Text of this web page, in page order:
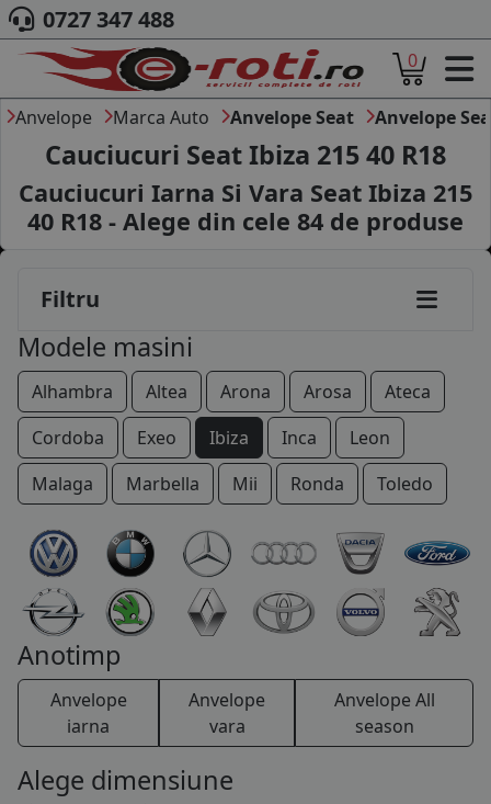
ACASA
DESPRE NOI
ANVELOPE
AUTO
CAMION
MOTO
MARCA AUTO
BLOG
B2B - COLABORARE COMPANII
CONT
CONTACT
0727 347 488
0
Anvelope Marca Auto Anvelope Seat Anvelope
Cauciucuri Seat Ibiza 215 40 R18
Cauciucuri Iarna Si Vara Seat Ibiza 215
40 R18 - Alege din cele 84 de produse
Filtru
Modele masini
Alhambra Altea Arona Arosa
Ateca
Cordoba
Exeo Ibiza Inca
Leon
Malaga
Marbella Mii Ronda Toledo
Anotimp
Anvelope
iarna
Anvelope
vara
Anvelope All
season
Alege dimensiune
105/70R14
135/80R14
165/65R14
175/70R14
185/70R14
115/70R15
175/65R15
185/55R15
185/60R15
185/65R15
195/55R15
195/45R16
195/50R16
195/55R16
205/45R16